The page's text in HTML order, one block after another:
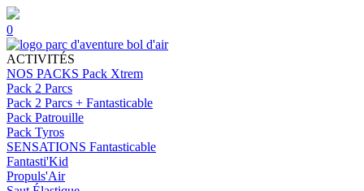
0
ACTIVITÉS
NOS PACKS Pack Xtrem
Pack 2 Parcs
Pack 2 Parcs + Fantasticable
Pack Patrouille
Pack Tyros
SENSATIONS Fantasticable
Fantasti'Kid
Propuls'Air